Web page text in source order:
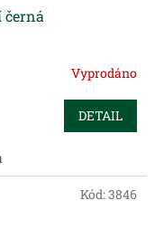
černá
Vyprodáno
DETAIL
Kód:3846